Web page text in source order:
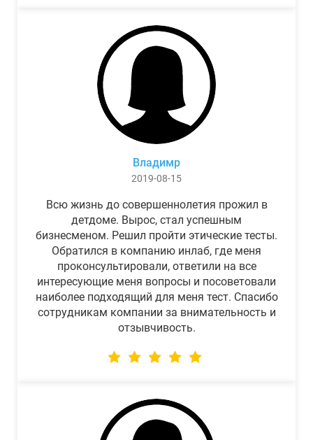
Владимр
2019-08-15
Всю жизнь до совершеннолетия прожил в
детдоме. Вырос, стал успешным
бизнесменом. Решил пройти этические тесты.
Обратился в компанию инлаб, где меня
проконсультировали, ответили на все
интересующие меня вопросы и посоветовали
наиболее подходящий для меня тест. Спасибо
сотрудникам компании за внимательность и
отзывчивость.